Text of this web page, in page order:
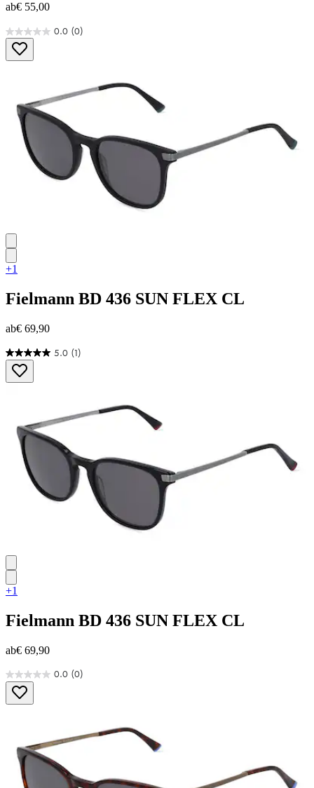
ab€ 55,00
0.0 (0)
0.0
von
5
+1
Fielmann BD 436 SUN FLEX CL
ab€ 69,90
5.0 (1)
5.0
von
5
Bewertung
+1
Fielmann BD 436 SUN FLEX CL
ab€ 69,90
0.0 (0)
0.0
von
5